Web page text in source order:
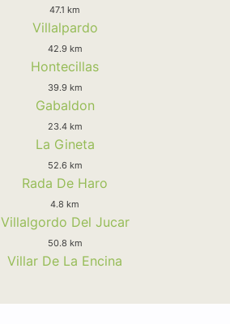
47.1 km
Villalpardo
42.9 km
Hontecillas
39.9 km
Gabaldon
23.4 km
La Gineta
52.6 km
Rada De Haro
4.8 km
Villalgordo Del Jucar
50.8 km
Villar De La Encina